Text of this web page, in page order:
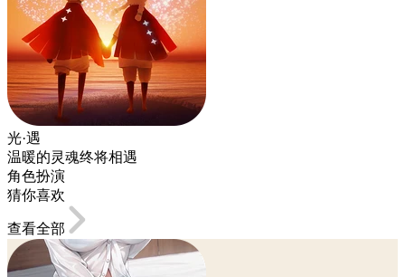
光·遇
温暖的灵魂终将相遇
角色扮演
猜你喜欢
查看全部